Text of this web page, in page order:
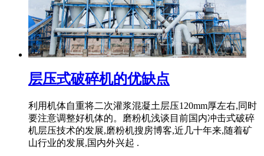
层压式破碎机的优缺点
利用机体自重将二次灌浆混凝土层压120mm厚左右,同时
要注意调整好机体的。磨粉机浅谈目前国内冲击式破碎
机层压技术的发展,磨粉机搜房博客,近几十年来,随着矿
山行业的发展,国内外兴起 .